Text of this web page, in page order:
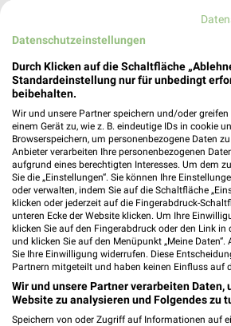
40,7 km
Angebote ab 08.08.
Gültig bis Fr. 14.08.
XXXLutz
Datenschutzeinstellungen
Durch Klicken auf die Schaltfläche
Standardeinstellung nur für unbedingt
beibehalten.
Wir und unsere Partner speichern und/oder
einem Gerät zu, wie z. B. eindeutige IDs in cookie
Browserspeichern, um personenbezogene Daten
Anbieter verarbeiten Ihre personenbezogenen
aufgrund eines berechtigten Interesses. Um dem
Sie die „Einstellungen“. Sie können Ihre
oder verwalten, indem Sie auf die Schaltfläche
klicken oder jederzeit auf die Fingerabdruck-
unteren Ecke der Website klicken. Um Ihre
klicken Sie auf den Fingerabdruck oder den Link in
und klicken Sie auf den Menüpunkt „Meine Daten“.
Sie Ihre Einwilligung widerrufen. Diese
Partnern mitgeteilt und haben keinen Einfluss auf
Wir und unsere Partner verarbeiten Daten,
Website zu analysieren und Folgendes zu
Speichern von oder Zugriff auf Informationen auf